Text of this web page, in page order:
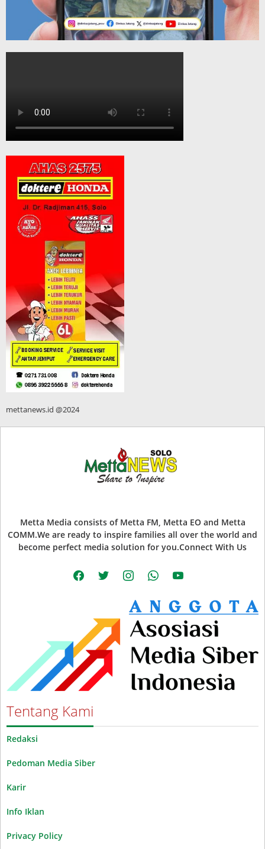
mettanews.id @2024
Metta Media consists of Metta FM, Metta EO and Metta
COMM.We are ready to inspire families all over the world and
become perfect media solution for you.Connect With Us
facebooktwitter instagramwhatsappyoutube
Tentang Kami
Redaksi
Pedoman Media Siber
Karir
Info Iklan
Privacy Policy